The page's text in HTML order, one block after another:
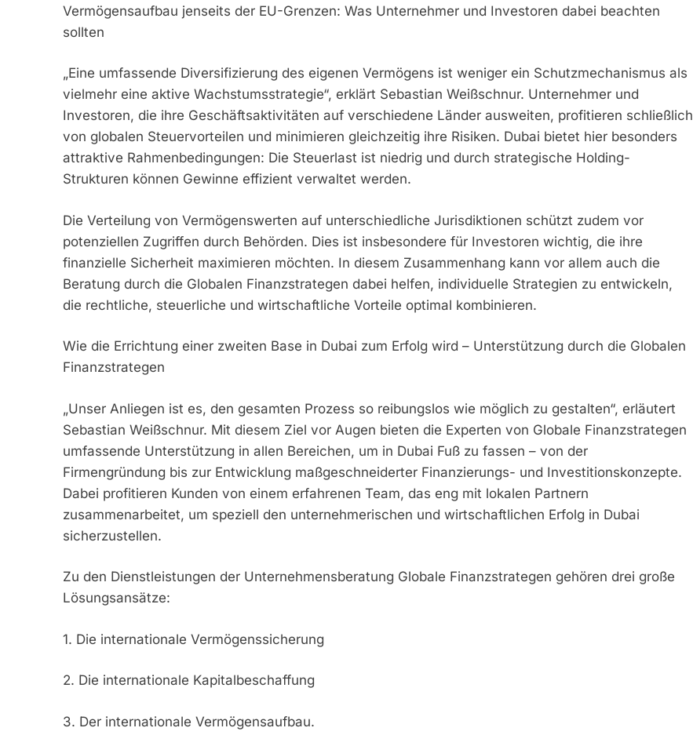
Vermögensaufbau jenseits der EU-Grenzen: Was Unternehmer und Investoren dabei beachten
sollten
„Eine umfassende Diversifizierung des eigenen Vermögens ist weniger ein Schutzmechanismus als
vielmehr eine aktive Wachstumsstrategie“, erklärt Sebastian Weißschnur. Unternehmer und
Investoren, die ihre Geschäftsaktivitäten auf verschiedene Länder ausweiten, profitieren schließlich
von globalen Steuervorteilen und minimieren gleichzeitig ihre Risiken. Dubai bietet hier besonders
attraktive Rahmenbedingungen: Die Steuerlast ist niedrig und durch strategische Holding-
Strukturen können Gewinne effizient verwaltet werden.
Die Verteilung von Vermögenswerten auf unterschiedliche Jurisdiktionen schützt zudem vor
potenziellen Zugriffen durch Behörden. Dies ist insbesondere für Investoren wichtig, die ihre
finanzielle Sicherheit maximieren möchten. In diesem Zusammenhang kann vor allem auch die
Beratung durch die Globalen Finanzstrategen dabei helfen, individuelle Strategien zu entwickeln,
die rechtliche, steuerliche und wirtschaftliche Vorteile optimal kombinieren.
Wie die Errichtung einer zweiten Base in Dubai zum Erfolg wird – Unterstützung durch die Globalen
Finanzstrategen
„Unser Anliegen ist es, den gesamten Prozess so reibungslos wie möglich zu gestalten“, erläutert
Sebastian Weißschnur. Mit diesem Ziel vor Augen bieten die Experten von Globale Finanzstrategen
umfassende Unterstützung in allen Bereichen, um in Dubai Fuß zu fassen – von der
Firmengründung bis zur Entwicklung maßgeschneiderter Finanzierungs- und Investitionskonzepte.
Dabei profitieren Kunden von einem erfahrenen Team, das eng mit lokalen Partnern
zusammenarbeitet, um speziell den unternehmerischen und wirtschaftlichen Erfolg in Dubai
sicherzustellen.
Zu den Dienstleistungen der Unternehmensberatung Globale Finanzstrategen gehören drei große
Lösungsansätze:
1. Die internationale Vermögenssicherung
2. Die internationale Kapitalbeschaffung
3. Der internationale Vermögensaufbau.